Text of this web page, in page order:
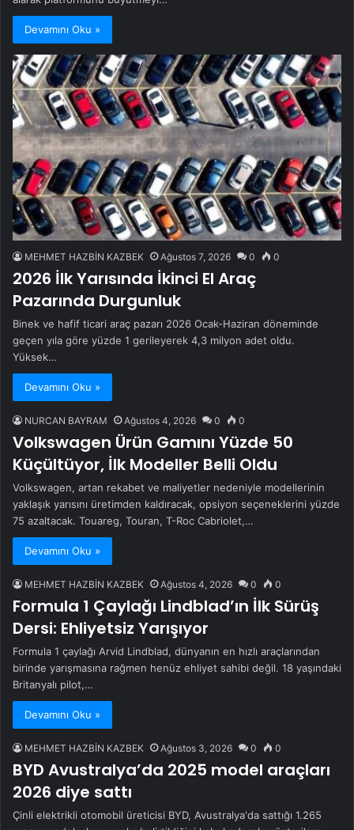
Devamını Oku »
MEHMET HAZBİN KAZBEK Ağustos 7, 2026 0 0
2026 İlk Yarısında İkinci El Araç
Pazarında Durgunluk
Binek ve hafif ticari araç pazarı 2026 Ocak-Haziran döneminde
geçen yıla göre yüzde 1 gerileyerek 4,3 milyon adet oldu.
Yüksek…
Devamını Oku »
NURCAN BAYRAM Ağustos 4, 2026 0 0
Volkswagen Ürün Gamını Yüzde 50
Küçültüyor, İlk Modeller Belli Oldu
Volkswagen, artan rekabet ve maliyetler nedeniyle modellerinin
yaklaşık yarısını üretimden kaldıracak, opsiyon seçeneklerini yüzde
75 azaltacak. Touareg, Touran, T-Roc Cabriolet,…
Devamını Oku »
MEHMET HAZBİN KAZBEK Ağustos 4, 2026 0 0
Formula 1 Çaylağı Lindblad’ın İlk Sürüş
Dersi: Ehliyetsiz Yarışıyor
Formula 1 çaylağı Arvid Lindblad, dünyanın en hızlı araçlarından
birinde yarışmasına rağmen henüz ehliyet sahibi değil. 18 yaşındaki
Britanyalı pilot,…
Devamını Oku »
MEHMET HAZBİN KAZBEK Ağustos 3, 2026 0 0
BYD Avustralya’da 2025 model araçları
2026 diye sattı
Çinli elektrikli otomobil üreticisi BYD, Avustralya'da sattığı 1.265